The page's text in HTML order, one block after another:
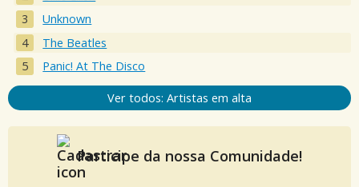
Unknown
The Beatles
Panic! At The Disco
Ver todos: Artistas em alta
Participe da nossa Comunidade!